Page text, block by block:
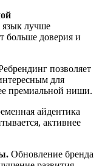
лучше
больше доверия и
позволяет
для
премиальной ниши.
айдентика
активнее
Обновление бренда